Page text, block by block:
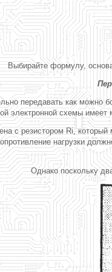
Выбирайте формулу,
передавать как можно
электронной схемы имеет
с резистором Ri,
нагрузки
Однако поскольку